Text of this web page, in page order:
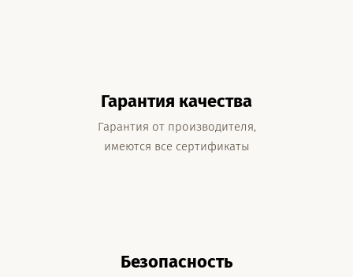
Гарантия качества
Гарантия от производителя,
имеются все сертификаты
Безопасность